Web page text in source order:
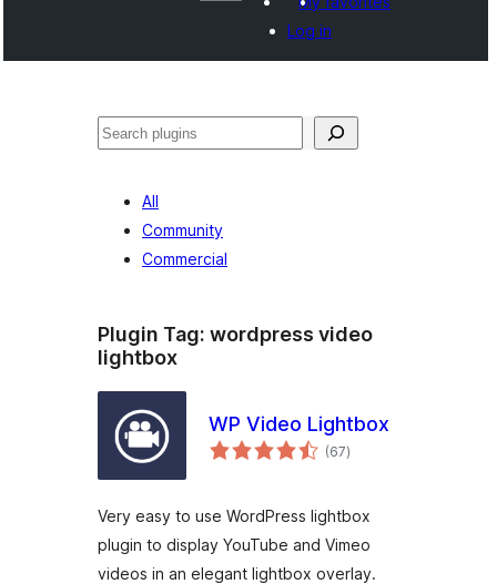
Log in
ရှာ
All
Community
Commercial
Plugin Tag: wordpress video
lightbox
WP Video Lightbox
(67total
ratings
)
Very easy to use WordPress lightbox
plugin to display YouTube and Vimeo
videos in an elegant lightbox overlay.